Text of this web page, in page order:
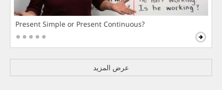
Present Simple or Present Continuous?
عرض المزيد